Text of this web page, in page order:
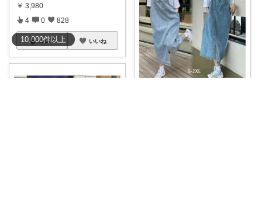
10,000件以上
￥ 3,980
4 0 828
コレ いいね